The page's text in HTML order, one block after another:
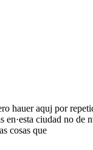
hauer aquj por
ciudad no de
cosas que